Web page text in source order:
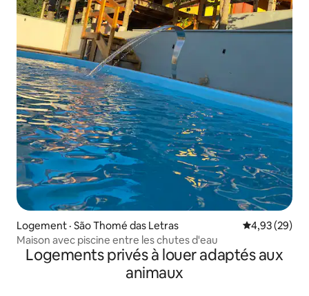
Logement · São Thomé das Letras Note
4,93 (29)
Maison avec piscine entre les chutes d'eau
Logements privés à louer adaptés aux
animaux